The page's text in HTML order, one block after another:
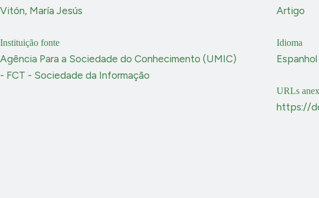
Vitón, María Jesús
Instituição fonte
Agência Para a Sociedade do Conhecimento (UMIC)
- FCT - Sociedade da Informação
Artigo
Idioma
Espanhol
URLs
https://